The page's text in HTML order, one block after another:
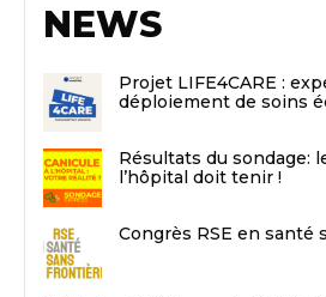
NEWS
Projet LIFE4CARE :
déploiement de soins
Résultats du sondage:
l’hôpital doit tenir !
Congrès RSE en santé